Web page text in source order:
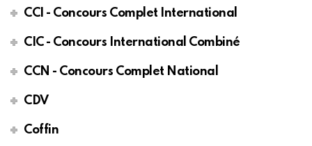
CCI - Concours Complet International
CIC - Concours International Combiné
CCN - Concours Complet National
CDV
Coffin